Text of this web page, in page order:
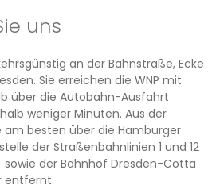
uns
an der Bahnstraße, Ecke
Sie erreichen die WNP mit
über die Autobahn-Ausfahrt
weniger Minuten. Aus der
besten über die Hamburger
der Straßenbahnlinien 1 und 12
sowie der Bahnhof Dresden-Cotta
entfernt.